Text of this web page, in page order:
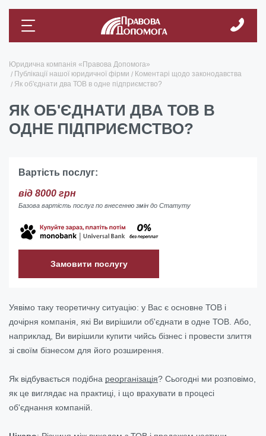
Юридична компанія «Правова Допомога»
Публікації нашої юридичної фірми
Коментарі щодо законодавства
Як об'єднати два ТОВ в одне підприємство?
ЯК ОБ'ЄДНАТИ ДВА ТОВ В
ОДНЕ ПІДПРИЄМСТВО?
Вартість послуг:
від 8000 грн
Базова вартість послуг по внесенню змін до Статуту
Замовити послугу
Уявімо таку теоретичну ситуацію: у Вас є основне ТОВ і
дочірня компанія, які Ви вирішили об'єднати в одне ТОВ. Або,
наприклад, Ви вирішили купити чийсь бізнес і провести злиття
зі своїм бізнесом для його розширення.
Як відбувається подібна реорганізація? Сьогодні ми розповімо,
як це виглядає на практиці, і що врахувати в процесі
об'єднання компаній.